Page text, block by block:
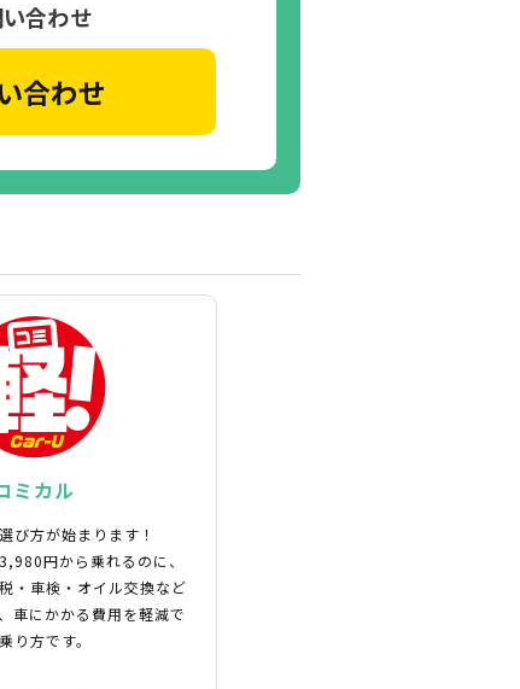
合わせ
合わせ
ミカル
び方が始まります！
円から乗れるのに、
・車検・オイル交換など
車にかかる費用を軽減で
り方です。